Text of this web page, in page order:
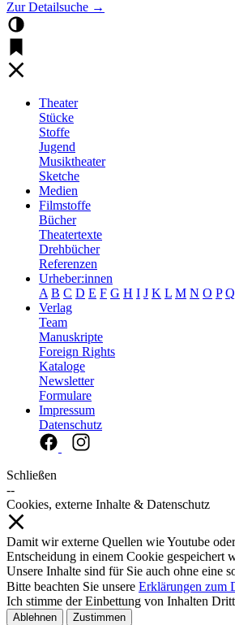
Zur Detailsuche →
Theater
Stücke
Stoffe
Jugend
Musiktheater
Sketche
Medien
Filmstoffe
Bücher
Theatertexte
Drehbücher
Referenzen
Urheber:innen
A B C D E F G H I J K L M N O P Q
Verlag
Team
Manuskripte
Foreign Rights
Kataloge
Newsletter
Formulare
Impressum
Datenschutz
Schließen
--
Cookies, externe Inhalte & Datenschutz
Damit wir externe Quellen wie Youtube
Entscheidung in einem Cookie gespeichert
Unsere Inhalte sind für Sie auch ohne eine
Bitte beachten Sie unsere Erklärungen zum
Ich stimme der Einbettung von Inhalten
Ablehnen Zustimmen